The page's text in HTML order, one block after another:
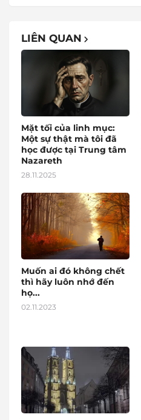
LIÊN QUAN
Mặt tối của linh mục:
Một sự thật mà tôi đã
học được tại Trung tâm
Nazareth
28.11.2025
Muốn ai đó không chết
thì hãy luôn nhớ đến
họ...
02.11.2023